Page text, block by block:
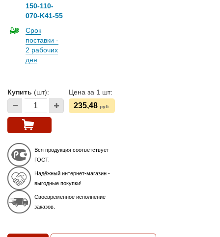
150-110-
070-K41-55
Срок
поставки -
2 рабочих
дня
Купить (шт): Цена за 1 шт:
235,48 руб.
Вся продукция соответствует
ГОСТ.
Надёжный интернет-магазин -
выгодные покупки!
Своевременное исполнение
заказов.